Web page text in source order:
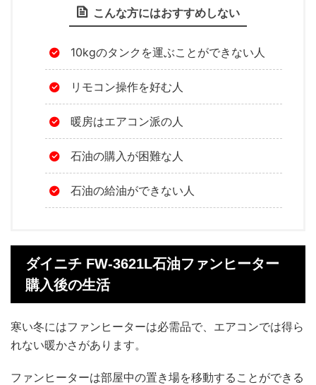
こんな方にはおすすめしない
10kgのタンクを運ぶことができない人
リモコン操作を好む人
暖房はエアコン派の人
石油の購入が困難な人
石油の給油ができない人
ダイニチ FW-3621L石油ファンヒーター
購入後の生活
寒い冬にはファンヒーターは必需品で、エアコンでは得ら
れない暖かさがあります。
ファンヒーターは部屋中の置き場を移動することができる